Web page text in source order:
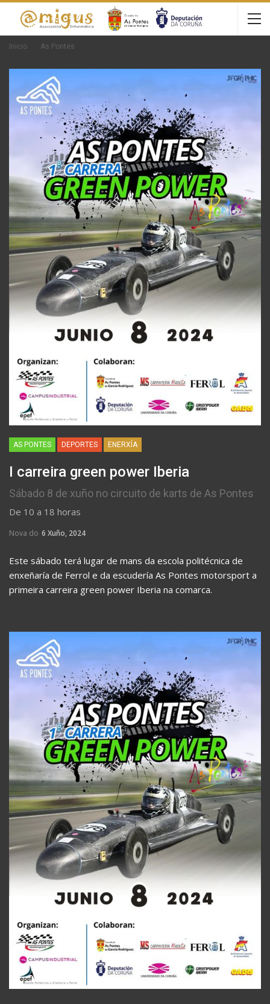
Inicio As Pontes
AS PONTES DEPORTES ENERXÍA
I carreira green power Iberia
Sábado 8 de xuño no circuito de karts de As Pontes
De 10 a 18 horas
Nova do 6 Xuño, 2024
Este sábado terá lugar de mans da escola politécnica de
enxeñaría de Ferrol e da escudería As Pontes motorsport a
primeira carreira green power Iberia na comarca.